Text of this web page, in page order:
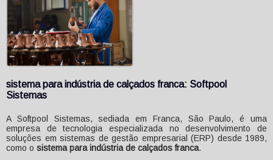
sistema para indústria de calçados franca: Softpool
Sistemas
A Softpool Sistemas, sediada em Franca, São Paulo, é uma
empresa de tecnologia especializada no desenvolvimento de
soluções em sistemas de gestão empresarial (ERP) desde 1989,
como o sistema para indústria de calçados franca.